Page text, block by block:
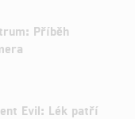
Příběh
Evil: Lék patří